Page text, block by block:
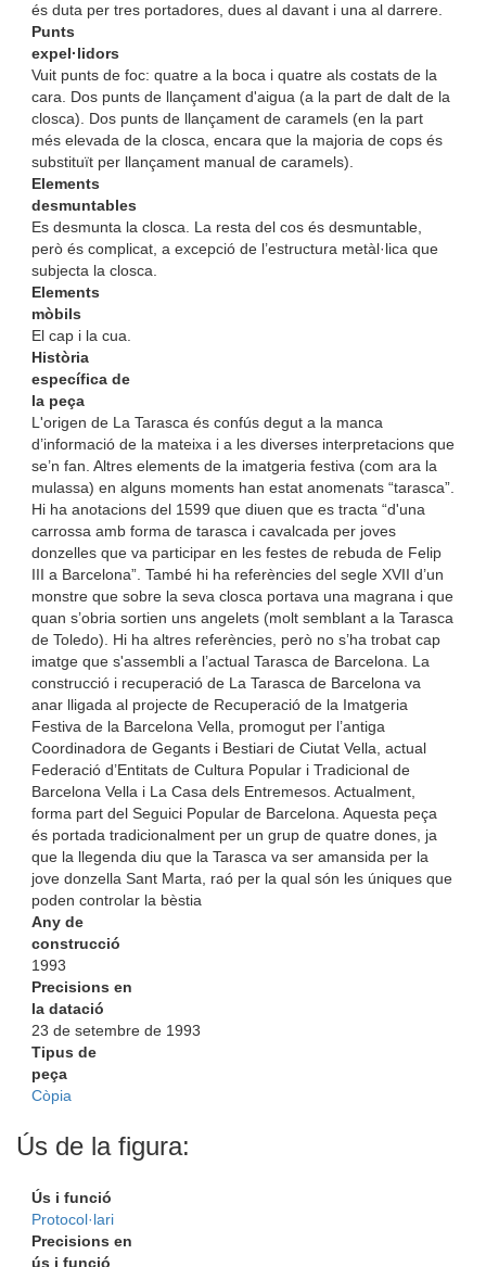
és duta per tres portadores, dues al davant i una al darrere.
Punts
expel·lidors
Vuit punts de foc: quatre a la boca i quatre als costats de la
cara. Dos punts de llançament d'aigua (a la part de dalt de la
closca). Dos punts de llançament de caramels (en la part
més elevada de la closca, encara que la majoria de cops és
substituït per llançament manual de caramels).
Elements
desmuntables
Es desmunta la closca. La resta del cos és desmuntable,
però és complicat, a excepció de l’estructura metàl·lica que
subjecta la closca.
Elements
mòbils
El cap i la cua.
Història
específica de
la peça
L'origen de La Tarasca és confús degut a la manca
d’informació de la mateixa i a les diverses interpretacions que
se’n fan. Altres elements de la imatgeria festiva (com ara la
mulassa) en alguns moments han estat anomenats “tarasca”.
Hi ha anotacions del 1599 que diuen que es tracta “d'una
carrossa amb forma de tarasca i cavalcada per joves
donzelles que va participar en les festes de rebuda de Felip
III a Barcelona”. També hi ha referències del segle XVII d’un
monstre que sobre la seva closca portava una magrana i que
quan s’obria sortien uns angelets (molt semblant a la Tarasca
de Toledo). Hi ha altres referències, però no s’ha trobat cap
imatge que s'assembli a l’actual Tarasca de Barcelona. La
construcció i recuperació de La Tarasca de Barcelona va
anar lligada al projecte de Recuperació de la Imatgeria
Festiva de la Barcelona Vella, promogut per l’antiga
Coordinadora de Gegants i Bestiari de Ciutat Vella, actual
Federació d’Entitats de Cultura Popular i Tradicional de
Barcelona Vella i La Casa dels Entremesos. Actualment,
forma part del Seguici Popular de Barcelona. Aquesta peça
és portada tradicionalment per un grup de quatre dones, ja
que la llegenda diu que la Tarasca va ser amansida per la
jove donzella Sant Marta, raó per la qual són les úniques que
poden controlar la bèstia
Any de
construcció
1993
Precisions en
la datació
23 de setembre de 1993
Tipus de
peça
Còpia
Ús de la figura:
Ús i funció
Protocol·lari
Precisions en
ús i funció